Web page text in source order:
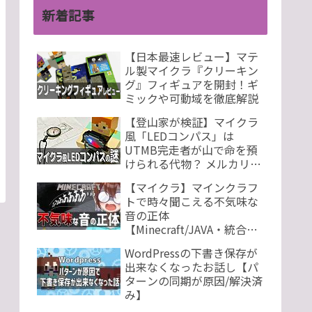
新着記事
【日本最速レビュー】マテ
ル製マイクラ『クリーキン
グ』フィギュアを開封！ギ
ミックや可動域を徹底解説
【登山家が検証】マイクラ
風「LEDコンパス」は
UTMB完走者が山で命を預
けられる代物？ メルカリで
トをガチ検証！
【マイクラ】マインクラフ
トで時々聞こえる不気味な
音の正体
【Minecraft/JAVA・統合
WordPressの下書き保存が
出来なくなったお話し【パ
ターンの同期が原因/解決済
み】